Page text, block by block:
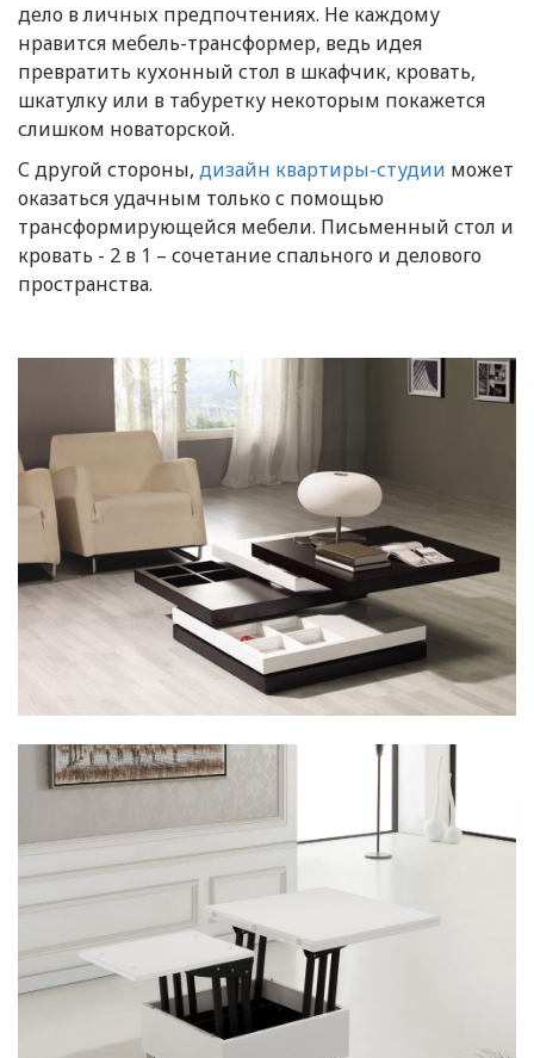
дело в личных предпочтениях. Не каждому
нравится мебель-трансформер, ведь идея
превратить кухонный стол в шкафчик, кровать,
шкатулку или в табуретку некоторым покажется
слишком новаторской.
С другой стороны, дизайн квартиры-студии может
оказаться удачным только с помощью
трансформирующейся мебели. Письменный стол и
кровать - 2 в 1 – сочетание спального и делового
пространства.